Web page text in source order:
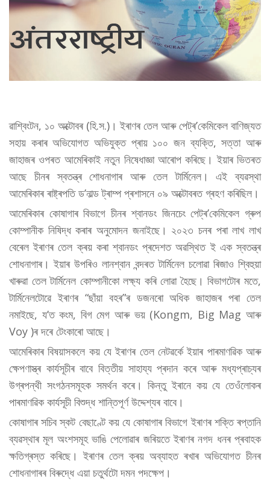
ৱাশ্বিংটন, ১০ অক্টোবৰ (হি.স.)। ইৰাণৰ তেল আৰু পেট্ৰ’কেমিকেল বাণিজ্যত
সহায় কৰাৰ অভিযোগত অভিযুক্ত প্ৰায় ১০০ জন ব্যক্তি, সত্তা আৰু
জাহাজৰ ওপৰত আমেৰিকাই নতুন নিষেধাজ্ঞা আৰোপ কৰিছে। ইয়াৰ ভিতৰত
আছে চীনৰ স্বতন্ত্ৰ শোধনাগাৰ আৰু তেল টাৰ্মিনেল। এই ব্যৱস্থা
আমেৰিকাৰ ৰাষ্ট্ৰপতি ড’নাল্ড ট্ৰাম্প প্ৰশাসনে ০৯ অক্টোবৰত গ্ৰহণ কৰিছিল।
আমেৰিকাৰ কোষাগাৰ বিভাগে চীনৰ শ্বানডং জিনচেং পেট্ৰ’কেমিকেল গ্ৰুপ
কোম্পানীক নিষিদ্ধ কৰাৰ অনুমোদন জনাইছে। ২০২৩ চনৰ পৰা লাখ লাখ
বেৰেল ইৰাণৰ তেল ক্ৰয় কৰা শ্বানডং প্ৰদেশত অৱস্থিত ই এক স্বতন্ত্ৰ
শোধনাগাৰ। ইয়াৰ উপৰিও লানশ্বান বন্দৰত টাৰ্মিনেল চলোৱা ৰিজাও শ্বিহুয়া
খাৰুৱা তেল টাৰ্মিনেল কোম্পানীকো লক্ষ্য কৰি লোৱা হৈছে। বিভাগটোৰ মতে,
টাৰ্মিনেলটোৱে ইৰাণৰ “ছাঁয়া বহৰ”ৰ ডজনৰো অধিক জাহাজৰ পৰা তেল
নমাইছে, য’ত কংম, বিগ মেগ আৰু ভয় (Kongm, Big Mag আৰু
Voy )ৰ দৰে টেংকাৰো আছে।
আমেৰিকাৰ বিষয়াসকলে কয় যে ইৰাণৰ তেল নেটৱৰ্কে ইয়াৰ পাৰমাণৱিক আৰু
ক্ষেপণাস্ত্ৰ কাৰ্যসূচীৰ বাবে বিত্তীয় সাহায্য প্ৰদান কৰে আৰু মধ্যপ্ৰাচ্যৰ
উগ্ৰপন্থী সংগঠনসমূহক সমৰ্থন কৰে। কিন্তু ইৰানে কয় যে তেওঁলোকৰ
পাৰমাণৱিক কাৰ্যসূচী বিশুদ্ধ শান্তিপূৰ্ণ উদ্দেশ্যৰ বাবে।
কোষাগাৰ সচিব স্কট বেছাণ্টে কয় যে কোষাগাৰ বিভাগে ইৰাণৰ শক্তি ৰপ্তানি
ব্যৱস্থাৰ মূল অংশসমূহ ভাঙি পেলোৱাৰ জৰিয়তে ইৰাণৰ নগদ ধনৰ প্ৰবাহক
ক্ষতিগ্ৰস্ত কৰিছে। ইৰাণৰ তেল ক্ৰয় অব্যাহত ৰখাৰ অভিযোগত চীনৰ
শোধনাগাৰৰ বিৰুদ্ধে এয়া চতুৰ্থটো দমন পদক্ষেপ।